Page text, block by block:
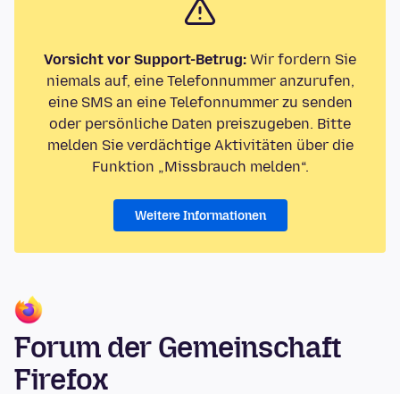
Vorsicht vor Support-Betrug: Wir fordern Sie
niemals auf, eine Telefonnummer anzurufen,
eine SMS an eine Telefonnummer zu senden
oder persönliche Daten preiszugeben. Bitte
melden Sie verdächtige Aktivitäten über die
Funktion „Missbrauch melden“.
Weitere Informationen
Forum der Gemeinschaft
Firefox